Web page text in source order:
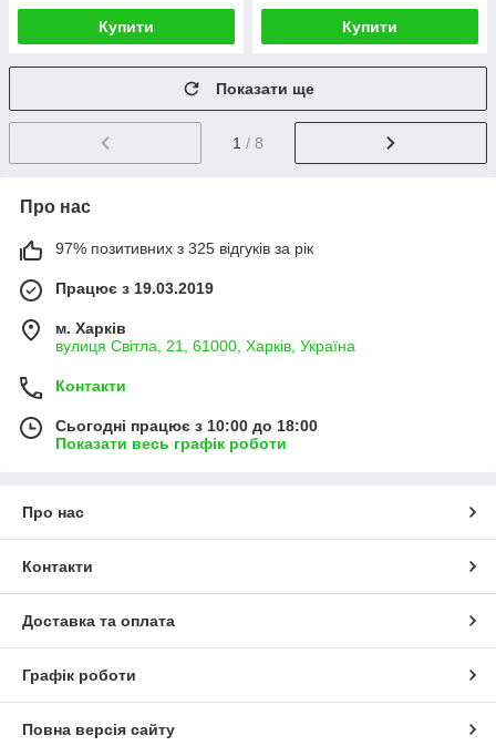
Купити Купити
Показати ще
1 / 8
Про нас
97% позитивних з 325 відгуків за рік
Працює з 19.03.2019
м. Харків
вулиця Світла, 21, 61000, Харків, Україна
Контакти
Сьогодні працює з 10:00 до 18:00
Показати весь графік роботи
Про нас
Контакти
Доставка та оплата
Графік роботи
Повна версія сайту